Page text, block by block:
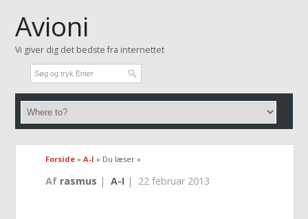
Avioni
Vi giver dig det bedste fra internettet
Forside» A-I » Du læser »
Af rasmus | A-I| 22 februar 2013